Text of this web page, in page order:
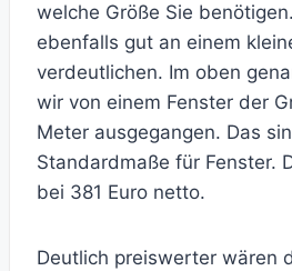
welche Größe Sie
ebenfalls gut an einem
verdeutlichen. Im oben
wir von einem Fenster der
Meter ausgegangen. Das
Standardmaße für Fenster.
bei 381 Euro netto.
Deutlich preiswerter wären